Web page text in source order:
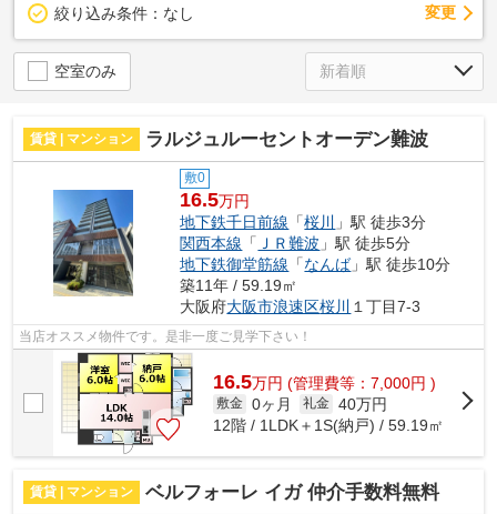
絞り込み条件： なし 変更
空室のみ
賃貸 | マンション ラルジュルーセントオーデン難波
敷0
16.5万円
地下鉄千日前線 「桜川
」駅 徒歩3分
関西本線 「 ＪＲ難波 」駅 徒歩5分
地下鉄御堂筋線 「なんば」駅 徒歩10分
築11年 / 59.19㎡
大阪府大阪市浪速区桜川 １丁目7-3
当店オススメ物件です。是非一度ご見学下さい！
16.5万円 (管理費等：7,000円 )
敷金 0ヶ月 礼金 40万円
12階 / 1LDK＋1S(納戸) / 59.19㎡
賃貸 | マンション ベルフォーレ イガ 仲介手数料無料